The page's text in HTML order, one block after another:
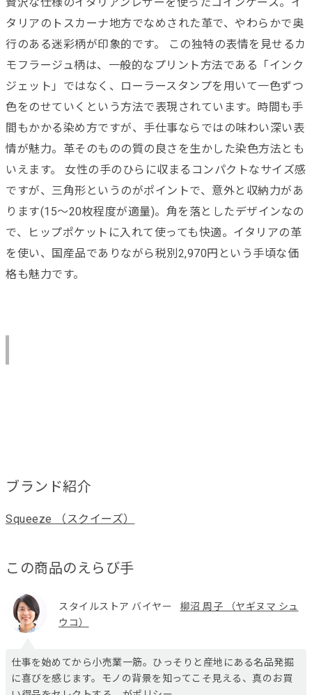
タリアのトスカーナ地方でなめされた革で、やわらかで奥
行のある迷彩柄が印象的です。 この独特の表情を見せるカ
モフラージュ柄は、一般的なプリント方法である「インク
ジェット」ではなく、ローラースタンプを用いて一色ずつ
色をのせていくという方法で表現されています。時間も手
間もかかる染め方ですが、手仕事ならではの味わい深い表
情が魅力。革そのものの質の良さを生かした染色方法とも
いえます。 女性の手のひらに収まるコンパクトなサイズ感
ですが、三角形というのがポイントで、意外と収納力があ
ります(15～20枚程度が適量)。角を落としたデザインなの
で、ヒップポケットに入れて使っても快適。イタリアの革
を使い、国産品でありながら税別2,970円という手頃な価
格も魅力です。
ブランド紹介
Squeeze （スクイーズ）
この商品のえらび手
スタイルストア バイヤー
柳沼 周子 （ヤギヌマ シュ
ウコ）
仕事を始めてから小売業一筋。ひっそりと産地にある名品発掘
に喜びを感じます。モノの背景を知ってこそ見える、真のお買